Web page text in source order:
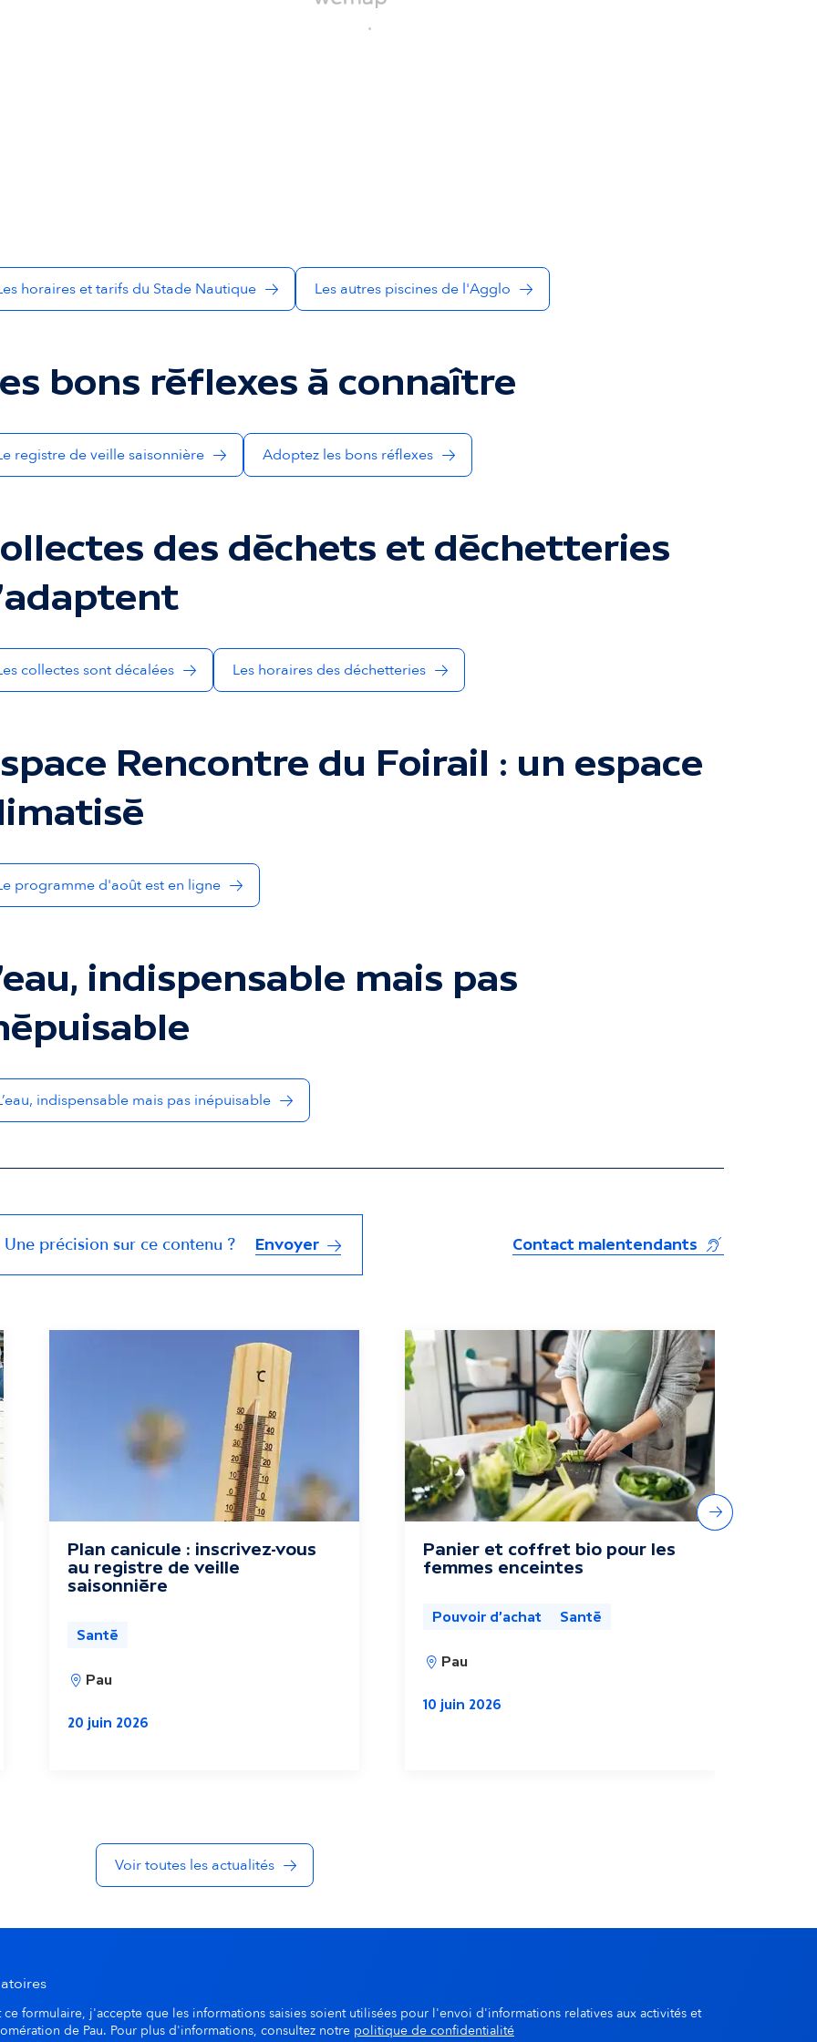
horaires et tarifs du Stade Nautique Les autres piscines de l'Agglo
bons réflexes à connaître
registre de veille saisonnière Adoptez les bons réflexes
des déchets et déchetteries
collectes sont décalées Les horaires des déchetteries
Rencontre du Foirail : un espace
programme d'août est en ligne
indispensable mais pas
indispensable mais pas inépuisable
Une précision sur ce contenu ? Envoyer Contact malentendants (s'ouvre dans
Suivant
Plan canicule : inscrivez-vous
au registre de veille
saisonnière
Santé
Pau
20 juin 2026
Panier et coffret bio pour les
femmes enceintes
Pouvoir d'achat Santé
Pau
10 juin 2026
Voir toutes les actualités
ce formulaire, j'accepte que les informations saisies soient utilisées pour l'envoi d'informations relatives aux activités et
de Pau. Pour plus d'informations, consultez notre politique de confidentialité